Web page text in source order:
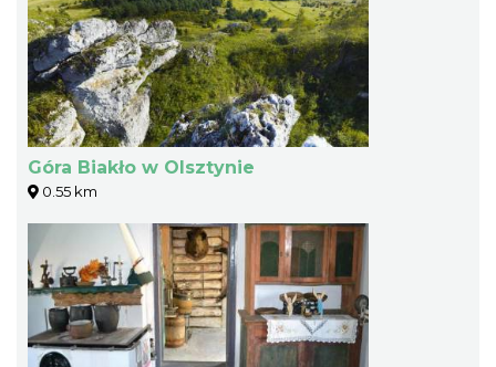
Góra Biakło w Olsztynie
0.55 km